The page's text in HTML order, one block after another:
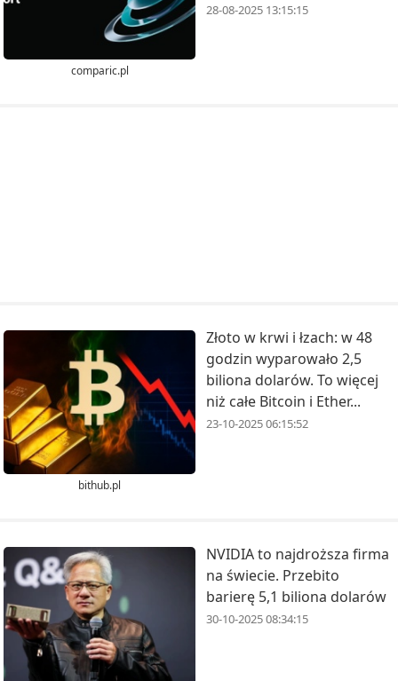
comparic.pl
28-08-2025 13:15:15
bithub.pl
Złoto w krwi i łzach: w 48
godzin wyparowało 2,5
biliona dolarów. To więcej
niż całe Bitcoin i Ether...
23-10-2025 06:15:52
NVIDIA to najdroższa firma
na świecie. Przebito
barierę 5,1 biliona dolarów
30-10-2025 08:34:15